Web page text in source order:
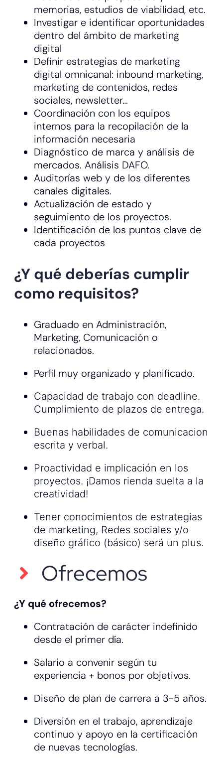
memorias, estudios de viabilidad, etc.
Investigar e identificar oportunidades
dentro del ámbito de marketing
digital
Definir estrategias de marketing
digital omnicanal: inbound marketing,
marketing de contenidos, redes
sociales, newsletter…
Coordinación con los equipos
internos para la recopilación de la
información necesaria
Diagnóstico de marca y análisis de
mercados. Análisis DAFO.
Auditorías web y de los diferentes
canales digitales.
Actualización de estado y
seguimiento de los proyectos.
Identificación de los puntos clave de
cada proyectos
¿Y qué deberías cumplir
como requisitos?
Graduado en Administración,
Marketing, Comunicación o
relacionados.
Perfil muy organizado y planificado.
Capacidad de trabajo con deadline.
Cumplimiento de plazos de entrega.
Buenas habilidades de comunicacion
escrita y verbal.
Proactividad e implicación en los
proyectos. ¡Damos rienda suelta a la
creatividad!
Tener conocimientos de estrategias
de marketing, Redes sociales y/o
diseño gráfico (básico) será un plus.
Ofrecemos
¿Y qué ofrecemos?
Contratación de carácter indefinido
desde el primer día.
Salario a convenir según tu
experiencia + bonos por objetivos.
Diseño de plan de carrera a 3-5 años.
Diversión en el trabajo, aprendizaje
continuo y apoyo en la certificación
de nuevas tecnologías.